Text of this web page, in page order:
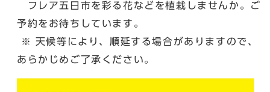
フレア五日市を彩る花などを植栽しませんか。ご
予約をお待ちしています。
※ 天候等により、順延する場合がありますので、
あらかじめご了承ください。